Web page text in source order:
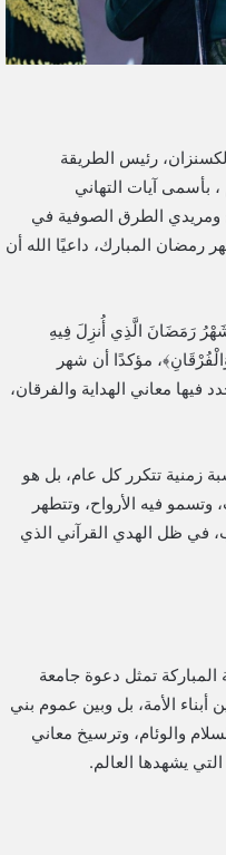
رئيس الطريقة
، بأسمى آيات التهاني
ومريدي الطرق الصوفية في
رمضان المبارك، داعيًا الله أن
رَمَضَانَ الَّذِي أُنزِلَ فِيهِ
مؤكدًا أن شهر
معاني الهداية والفرقان،
زمنية تتكرر كل عام، بل هو
فيه الأرواح، وتتطهر
في ظل الهدي القرآني الذي
تمثل دعوة جامعة
أبناء الأمة، بل وبين عموم بني
والوئام، وترسيخ معاني
يشهدها العالم.